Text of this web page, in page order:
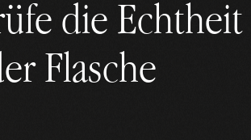
die Echtheit
Flasche